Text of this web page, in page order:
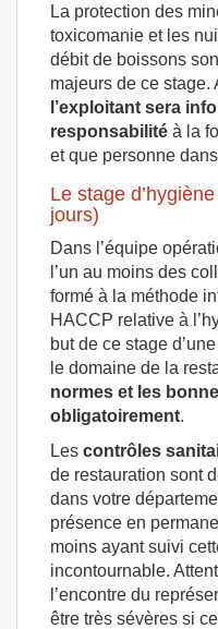
La protection des
toxicomanie et les
débit de boissons
majeurs de ce stage.
l’exploitant sera
responsabilité à la
et que personne
Le stage
jours)
Dans l’équipe
l’un au moins des
formé à la méthode
HACCP relative à
but de ce stage
le domaine de la
normes et les
obligatoirement.
Les contrôles
de restauration sont
dans votre
présence en
moins ayant suivi
incontournable.
l’encontre du
être très sévères si